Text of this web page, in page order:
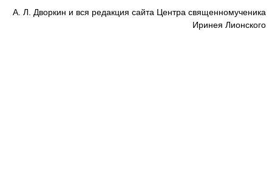
А. Л. Дворкин и вся редакция сайта Центра священномученика
Иринея Лионского